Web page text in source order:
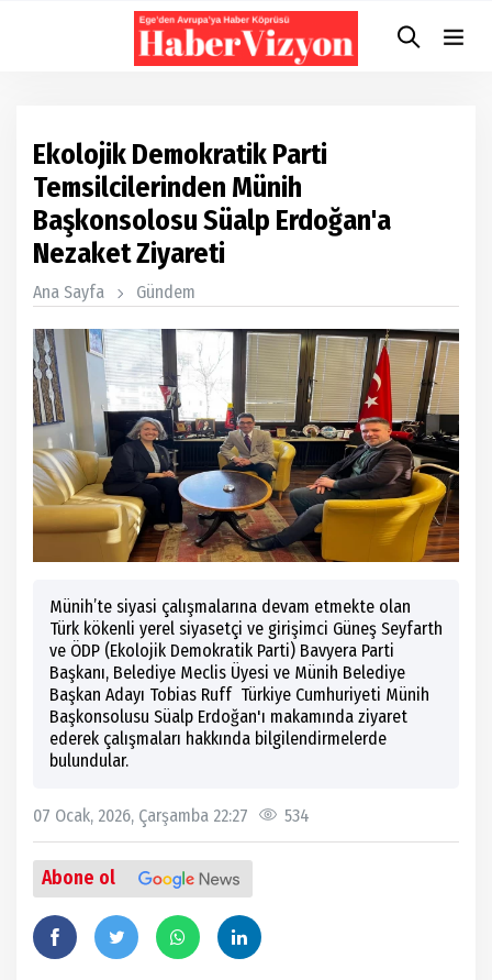
Ekolojik Demokratik Parti
Temsilcilerinden Münih
Başkonsolosu Süalp Erdoğan'a
Nezaket Ziyareti
Ana Sayfa Gündem
Münih’te siyasi çalışmalarına devam etmekte olan
Türk kökenli yerel siyasetçi ve girişimci Güneş Seyfarth
ve ÖDP (Ekolojik Demokratik Parti) Bavyera Parti
Başkanı, Belediye Meclis Üyesi ve Münih Belediye
Başkan Adayı Tobias Ruff Türkiye Cumhuriyeti Münih
Başkonsolusu Süalp Erdoğan'ı makamında ziyaret
ederek çalışmaları hakkında bilgilendirmelerde
bulundular.
07 Ocak, 2026, Çarşamba 22:27 534
Abone ol